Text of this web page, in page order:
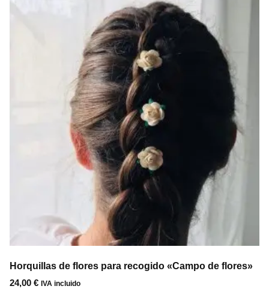
Horquillas de flores para recogido «Campo de flores»
24,00 € IVA incluido